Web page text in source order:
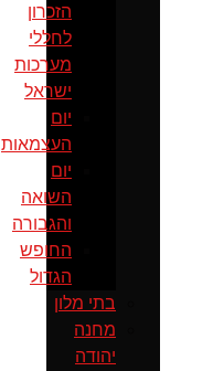
הזכרון
לחללי
מערכות
ישראל
יום
העצמאות
יום
השואה
והגבורה
החופש
הגדול
בתי מלון
מחנה
יהודה